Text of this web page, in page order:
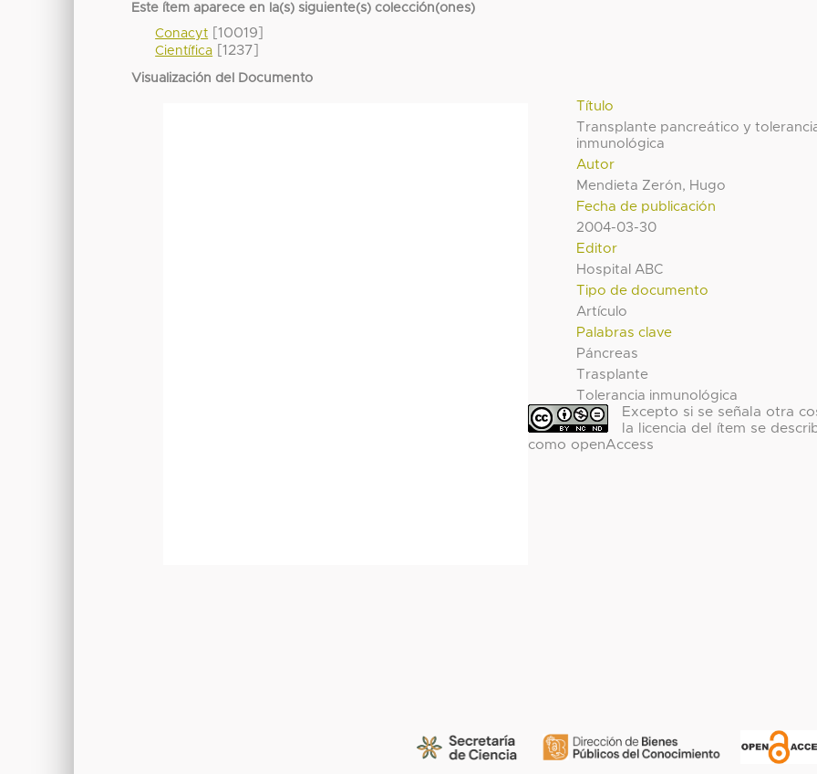
Este ítem aparece en la(s) siguiente(s) colección(ones)
Conacyt [10019]
Científica [1237]
Visualización del Documento
Título
Transplante pancreático y
inmunológica
Autor
Mendieta Zerón, Hugo
Fecha de publicación
2004-03-30
Editor
Hospital ABC
Tipo de documento
Artículo
Palabras clave
Páncreas
Trasplante
Tolerancia inmunológica
Excepto si se señala otra
la licencia del ítem se
como openAccess